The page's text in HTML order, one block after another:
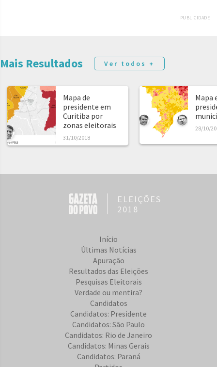
PUBLICIDADE
Mais Resultados Ver todos +
Mapa de
presidente em
Curitiba por
zonas eleitorais
31/10/2018
Mapa
28/10/
ELEIÇÕES
2018
Início
Últimas Notícias
Apuração
Resultados das Eleições
Pesquisas Eleitorais
Verdade ou mentira?
Candidatos
Candidatos: Presidente
Candidatos: São Paulo
Candidatos: Rio de Janeiro
Candidatos: Minas Gerais
Candidatos: Paraná